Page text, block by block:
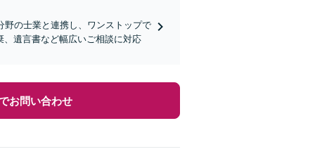
の士業と連携し、ワンストップで
遺言書など幅広いご相談に対応
お問い合わせ